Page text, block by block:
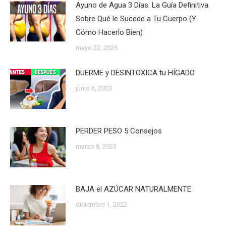
Ayuno de Agua 3 Días: La Guía Definitiva
Sobre Qué le Sucede a Tu Cuerpo (Y
Cómo Hacerlo Bien)
mayo 22, 2025
DUERME y DESINTOXICA tu HÍGADO
junio 6, 2023
PERDER PESO 5 Consejos
marzo 8, 2023
BAJA el AZÚCAR NATURALMENTE
diciembre 1, 2022